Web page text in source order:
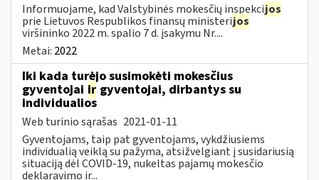
Informuojame, kad Valstybinės mokesčių inspekcijos
prie Lietuvos Respublikos finansų ministerijos
viršininko 2022 m. spalio 7 d. įsakymu Nr....
Metai: 2022
Iki kada turėjo susimokėti mokesčius
gyventojai ir gyventojai, dirbantys su
individualios
Web turinio sąrašas 2021-01-11
Gyventojams, taip pat gyventojams, vykdžiusiems
individualią veiklą su pažyma, atsižvelgiant į susidariusią
situaciją dėl COVID-19, nukeltas pajamų mokesčio
deklaravimo ir...